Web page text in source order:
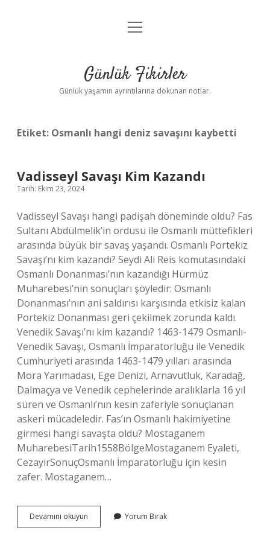
Anasayfa
Yasal Uyarı
menüyü
Günlük Fikirler
Günlük yaşamın ayrıntılarına dokunan notlar.
Etiket: Osmanlı hangi deniz savaşını kaybetti
Vadisseyl Savaşı Kim Kazandı
Tarih: Ekim 23, 2024
Vadisseyl Savaşı hangi padişah döneminde oldu? Fas
Sultanı Abdülmelik’in ordusu ile Osmanlı müttefikleri
arasında büyük bir savaş yaşandı. Osmanlı Portekiz
Savaşı’nı kim kazandı? Seydi Ali Reis komutasındaki
Osmanlı Donanması’nın kazandığı Hürmüz
Muharebesi’nin sonuçları şöyledir: Osmanlı
Donanması’nın ani saldırısı karşısında etkisiz kalan
Portekiz Donanması geri çekilmek zorunda kaldı.
Venedik Savaşı’nı kim kazandı? 1463-1479 Osmanlı-
Venedik Savaşı, Osmanlı İmparatorluğu ile Venedik
Cumhuriyeti arasında 1463-1479 yılları arasında
Mora Yarımadası, Ege Denizi, Arnavutluk, Karadağ,
Dalmaçya ve Venedik cephelerinde aralıklarla 16 yıl
süren ve Osmanlı’nın kesin zaferiyle sonuçlanan
askeri mücadeledir. Fas’ın Osmanlı hakimiyetine
girmesi hangi savaşta oldu? Mostaganem
MuharebesiTarih1558BölgeMostaganem Eyaleti,
CezayirSonuçOsmanlı İmparatorluğu için kesin
zafer. Mostaganem…
Devamını okuyun Vadisseyl
Savaşı
Yorum Bırak